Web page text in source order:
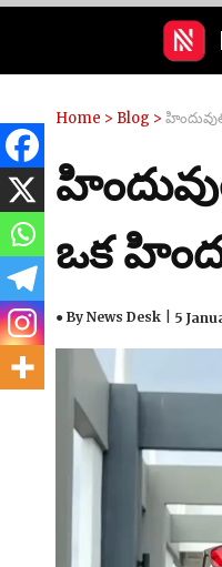
Home > Blog >
ఒక
● By News Desk 5